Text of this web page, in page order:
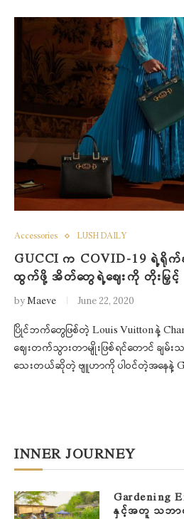
Accessories LUSH DAILY
GUCCI က COVID-19 ရဲ့ရို
ထွက်ဖို့ အိတ်တွေရဲ့ဈေးကို တိုးမြှင့်
byMaeve June 22, 2020
ပြိုင်ဘက်တွေဖြစ်တဲ့ Louis Vuitton နဲ့
ဈေးတက်သွားတာမျိုးဖြစ်ရင်တောင် ချ
သေးတယ်ဆိုတဲ့ ဗျူဟာကို ပါဝင်တဲ့အနေနဲ့
INNER JOURNEY
Gardening
နှင့်အတူ သဘာဝ